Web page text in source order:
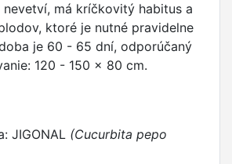
nevetví, má kríčkovitý habitus a
ktoré je nutné pravidelne
je 60 - 65 dní, odporúčaný
120 - 150 x 80 cm.
JIGONAL (Cucurbita pepo